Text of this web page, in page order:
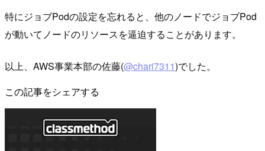
特にジョブPodの設定を忘れると、他のノードでジョブPod
が動いてノードのリソースを逼迫することがあります。
以上、AWS事業本部の佐藤(@chari7311)でした。
この記事をシェアする